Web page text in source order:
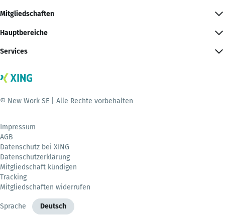
Mitgliedschaften
Hauptbereiche
Services
© New Work SE | Alle Rechte vorbehalten
Impressum
AGB
Datenschutz bei XING
Datenschutzerklärung
Mitgliedschaft kündigen
Tracking
Mitgliedschaften widerrufen
Sprache Deutsch